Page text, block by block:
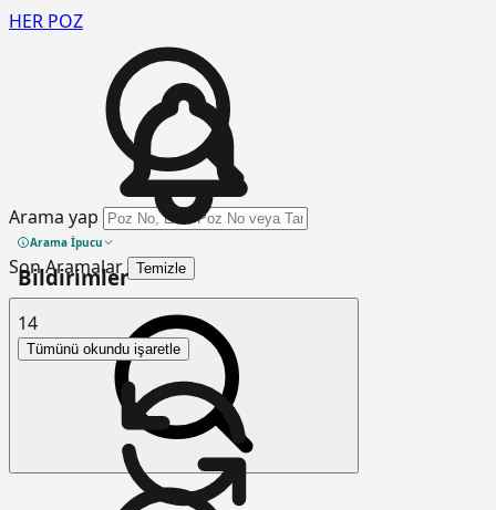
HER POZ
Arama yap
Arama İpucu
Son Aramalar Temizle
Bildirimler
14
Tümünü okundu işaretle